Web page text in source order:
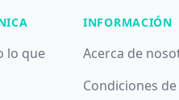
lo que
INFORMACIÓN
Acerca de
Condiciones